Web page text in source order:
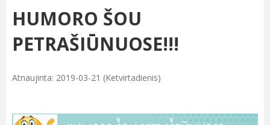
HUMORO ŠOU
PETRAŠIŪNUOSE!!!
Atnaujinta: 2019-03-21 (Ketvirtadienis)